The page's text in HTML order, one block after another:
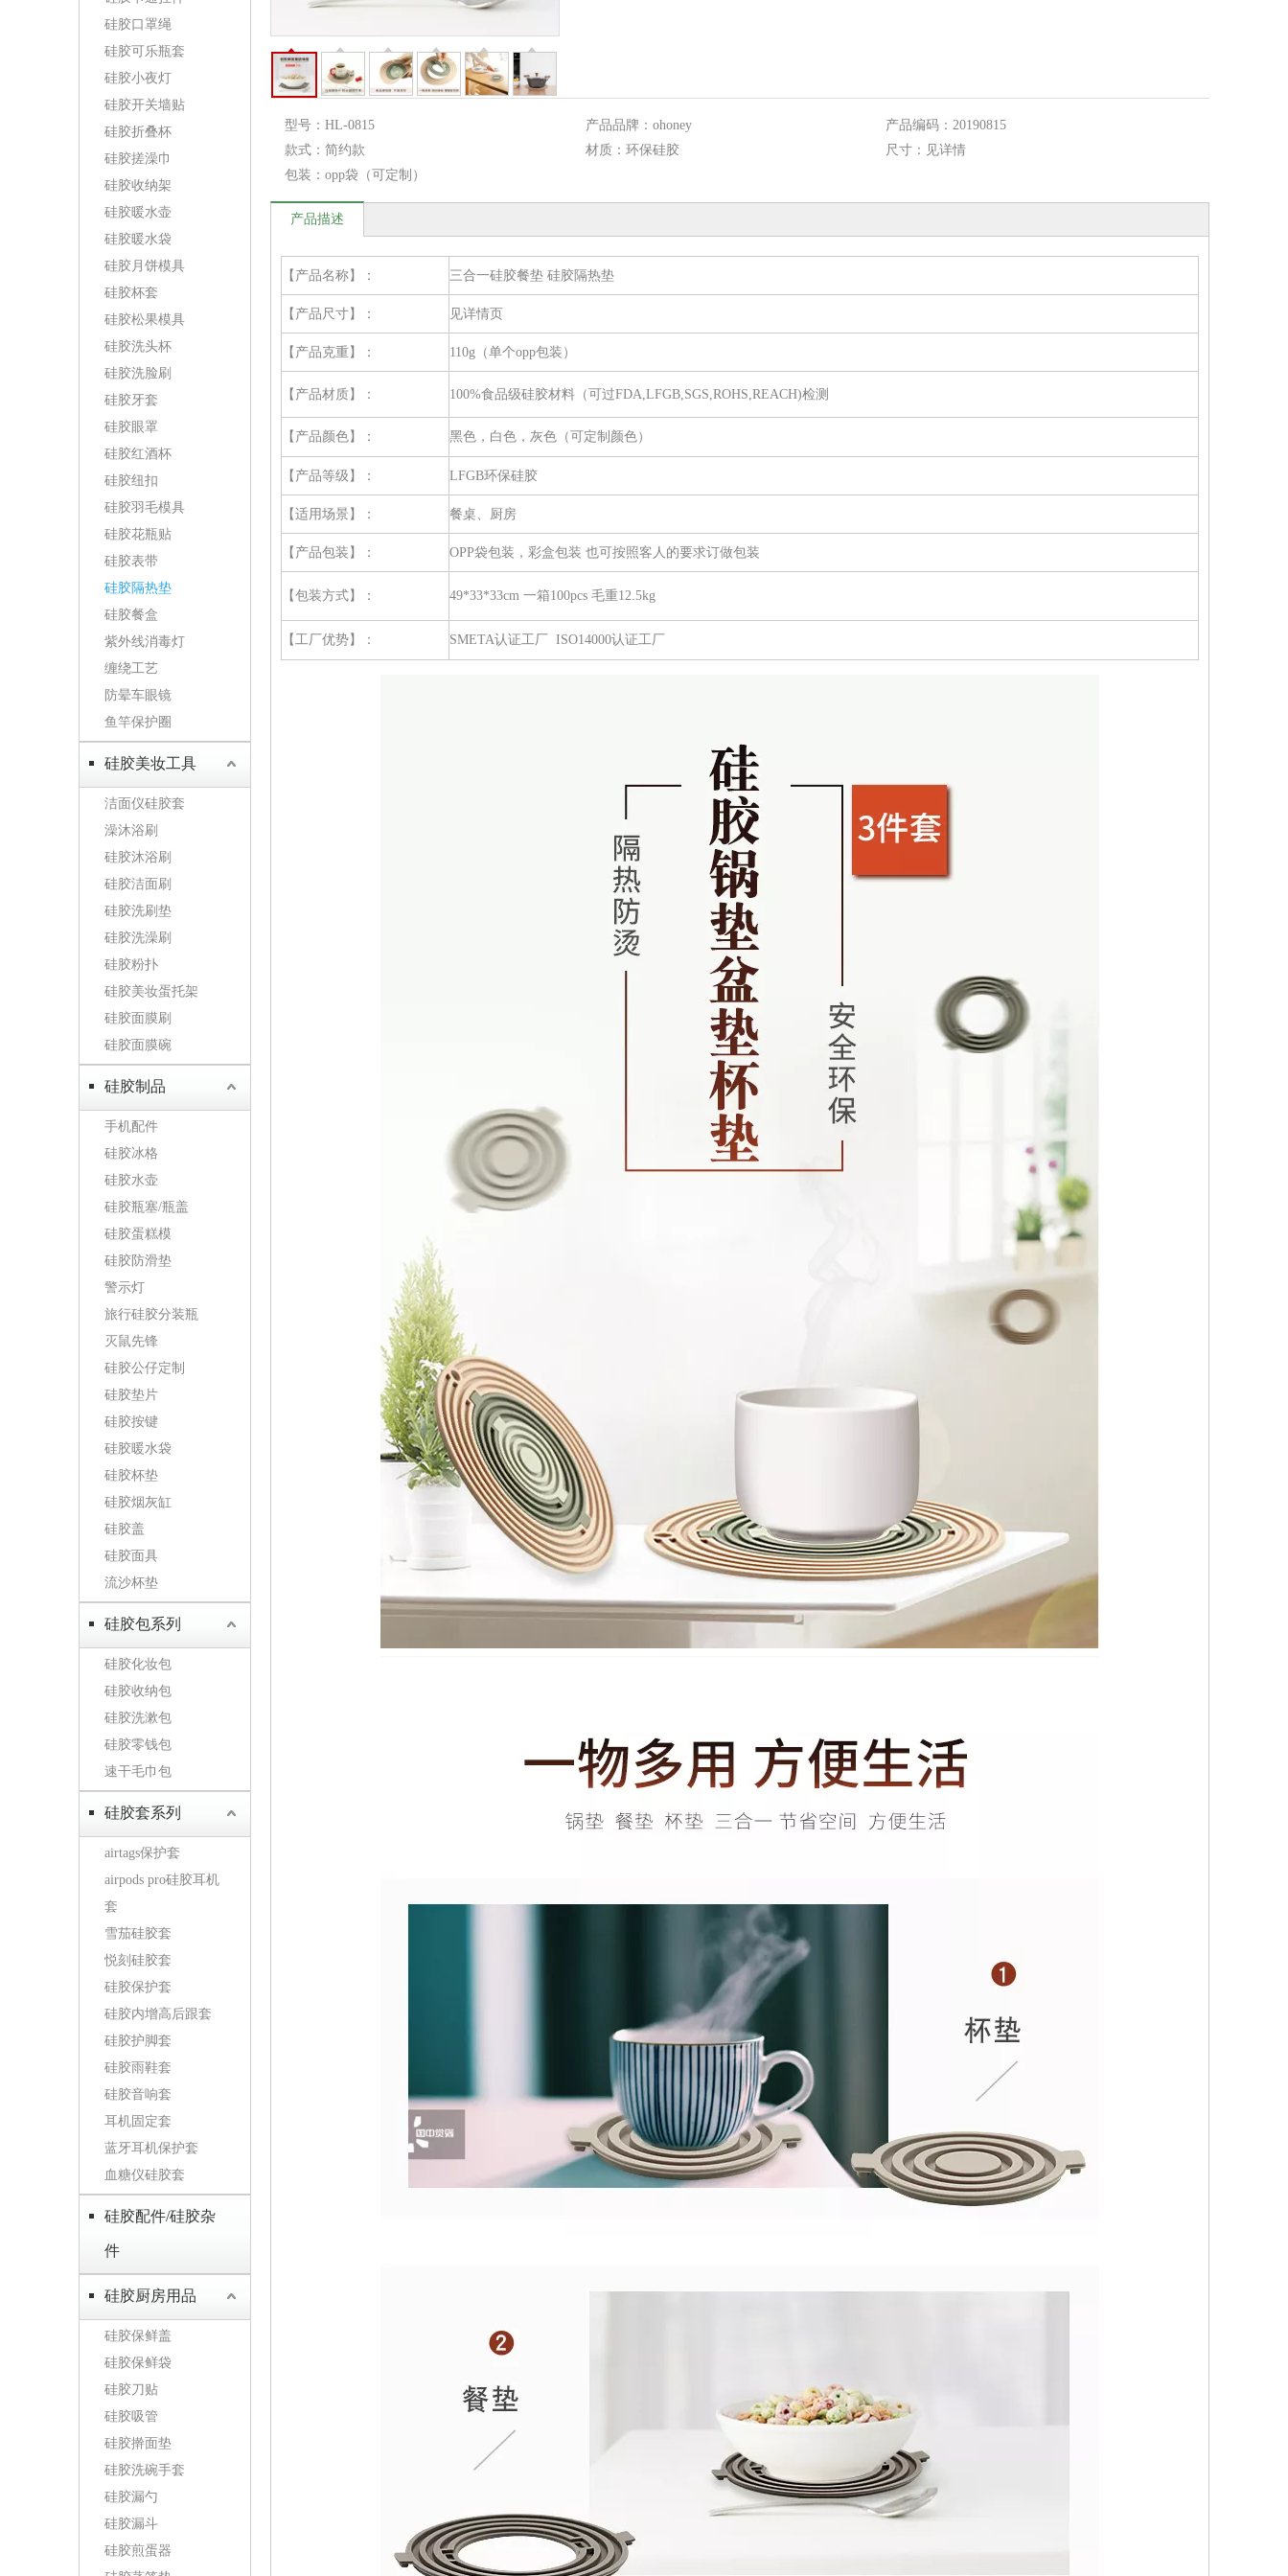
硅胶口罩绳
硅胶可乐瓶套
硅胶小夜灯
硅胶开关墙贴
硅胶折叠杯
硅胶搓澡巾
硅胶收纳架
硅胶暖水壶
硅胶暖水袋
硅胶月饼模具
硅胶杯套
硅胶松果模具
硅胶洗头杯
硅胶洗脸刷
硅胶牙套
硅胶眼罩
硅胶红酒杯
硅胶纽扣
硅胶羽毛模具
硅胶花瓶贴
硅胶表带
硅胶隔热垫
硅胶餐盒
紫外线消毒灯
缠绕工艺
防晕车眼镜
鱼竿保护圈
硅胶美妆工具
洁面仪硅胶套
澡沐浴刷
硅胶沐浴刷
硅胶洁面刷
硅胶洗刷垫
硅胶洗澡刷
硅胶粉扑
硅胶美妆蛋托架
硅胶面膜刷
硅胶面膜碗
硅胶制品
手机配件
硅胶冰格
硅胶水壶
硅胶瓶塞/瓶盖
硅胶蛋糕模
硅胶防滑垫
警示灯
旅行硅胶分装瓶
灭鼠先锋
硅胶公仔定制
硅胶垫片
硅胶按键
硅胶暖水袋
硅胶杯垫
硅胶烟灰缸
硅胶盖
硅胶面具
流沙杯垫
硅胶包系列
硅胶化妆包
硅胶收纳包
硅胶洗漱包
硅胶零钱包
速干毛巾包
硅胶套系列
airtags保护套
airpods pro硅胶耳机
套
雪茄硅胶套
悦刻硅胶套
硅胶保护套
硅胶内增高后跟套
硅胶护脚套
硅胶雨鞋套
硅胶音响套
耳机固定套
蓝牙耳机保护套
血糖仪硅胶套
硅胶配件/硅胶杂
件
硅胶厨房用品
硅胶保鲜盖
硅胶保鲜袋
硅胶刀贴
硅胶吸管
硅胶擀面垫
硅胶洗碗手套
硅胶漏勺
硅胶漏斗
硅胶煎蛋器
型号： HL-0815 产品品牌： ohoney 产品编码： 20190815
款式： 简约款 材质： 环保硅胶 尺寸： 见详情
包装： opp袋（可定制）
产品描述
【产品名称】： 三合一硅胶餐垫 硅胶隔热垫
【产品尺寸】： 见详情页
【产品克重】： 110g（单个opp包装）
【产品材质】： 100%食品级硅胶材料（可过FDA,LFGB,SGS,ROHS,REACH)检测
【产品颜色】： 黑色，白色，灰色（可定制颜色）
【产品等级】： LFGB环保硅胶
【适用场景】： 餐桌、厨房
【产品包装】： OPP袋包装，彩盒包装 也可按照客人的要求订做包装
【包装方式】： 49*33*33cm 一箱100pcs 毛重12.5kg
【工厂优势】： SMETA认证工厂 ISO14000认证工厂